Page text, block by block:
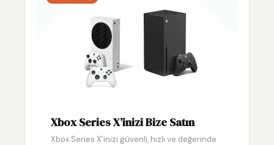
Xbox Series X’inizi Bize Satın
Xbox Series X’inizi güvenli, hızlı ve değerinde